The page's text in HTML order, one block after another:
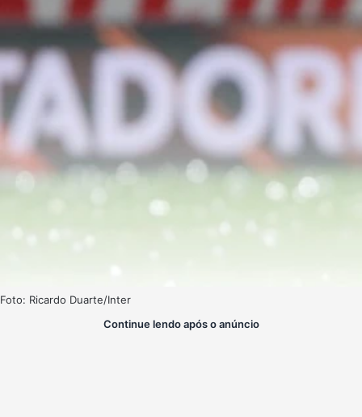
Foto: Ricardo Duarte/Inter
Continue lendo após o anúncio